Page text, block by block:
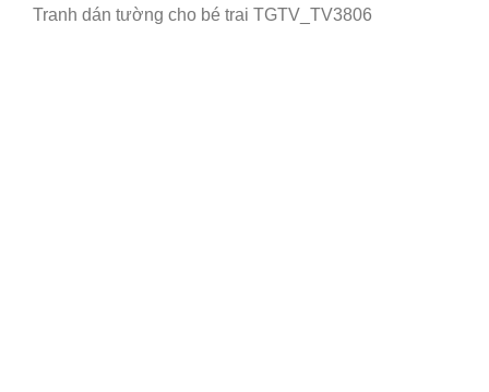
Tranh dán tường cho bé trai TGTV_TV3806